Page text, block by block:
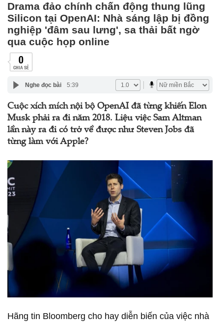
Drama đảo chính chấn động thung lũng
Silicon tại OpenAI: Nhà sáng lập bị đồng
nghiệp 'đâm sau lưng', sa thải bất ngờ
qua cuộc họp online
0
CHIA SẺ
Nghe đọc bài 5:39
Cuộc xích mích nội bộ OpenAI đã từng khiến Elon
Musk phải ra đi năm 2018. Liệu việc Sam Altman
lần này ra đi có trở về được như Steven Jobs đã
từng làm với Apple?
Hãng tin Bloomberg cho hay diễn biến của việc nhà